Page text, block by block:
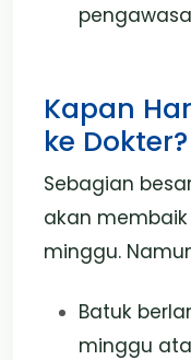
Kapan
ke Dokter?
Sebagian
akan
minggu.
Batuk
minggu